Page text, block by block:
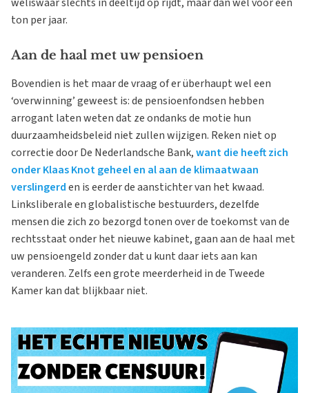
ton per jaar.
Aan de haal met uw pensioen
Bovendien is het maar de vraag of er überhaupt wel een
‘overwinning’ geweest is: de pensioenfondsen hebben
arrogant laten weten dat ze ondanks de motie hun
duurzaamheidsbeleid niet zullen wijzigen. Reken niet op
correctie door De Nederlandsche Bank,want die heeft zich
onder Klaas Knot geheel en al aan de klimaatwaan
verslingerden is eerder de aanstichter van het kwaad.
Linksliberale en globalistische bestuurders, dezelfde
mensen die zich zo bezorgd tonen over de toekomst van de
rechtsstaat onder het nieuwe kabinet, gaan aan de haal met
uw pensioengeld zonder dat u kunt daar iets aan kan
veranderen. Zelfs een grote meerderheid in de Tweede
Kamer kan dat blijkbaar niet.